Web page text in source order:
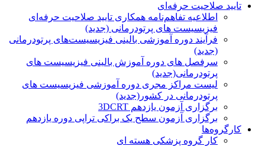
تایید صلاحیت حرفه‌ای
اطلاعیه تفاهم‌نامه همکاری تایید صلاحیت حرفه‌ای
فیزیسیست های پرتودرمانی (جدید)
فرآیند دوره آموزشی بالینی فیزیسیست‌های پرتودرمانی
(جدید)
سرفصل های دوره آموزش بالینی فیزیسیست های
پرتودرمانی(جدید)
لیست مراکز مجری دوره آموزشی فیزیسیست های
پرتودرمانی در کشور(جدید)
برگزاری آزمون یازدهم 3DCRT
برگزاری آزمون سطح یک براکی تراپی دوره یازدهم
کارگروه‌ها
کار گروه پزشکی هسته ای